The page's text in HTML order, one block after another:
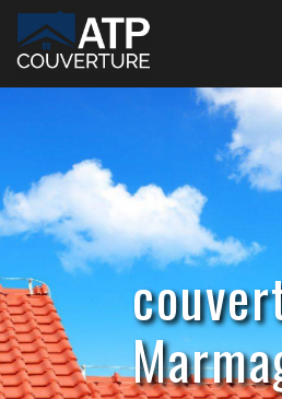
Panneau de gestion des cookies